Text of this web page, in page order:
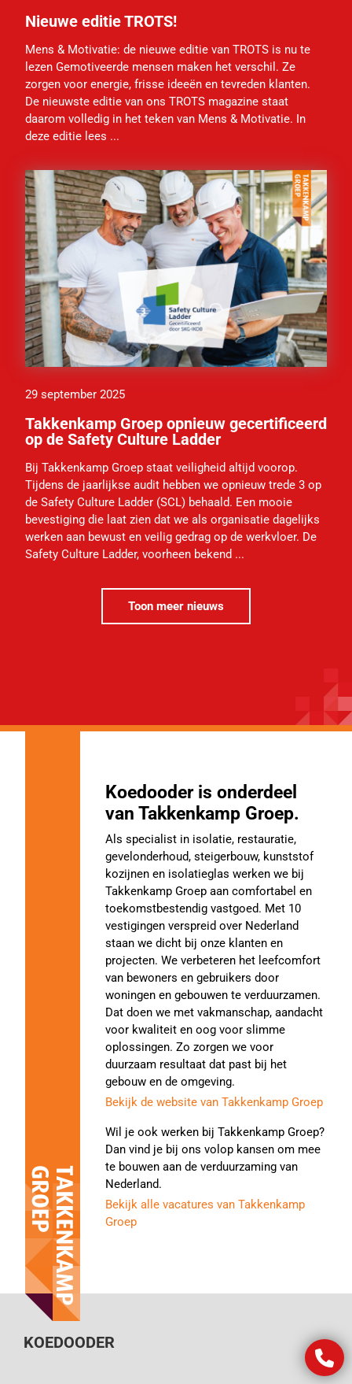
Nieuwe editie TROTS!
Mens & Motivatie: de nieuwe editie van TROTS is nu te
lezen Gemotiveerde mensen maken het verschil. Ze
zorgen voor energie, frisse ideeën en tevreden klanten.
De nieuwste editie van ons TROTS magazine staat
daarom volledig in het teken van Mens & Motivatie. In
deze editie lees ...
29 september 2025
Takkenkamp Groep opnieuw gecertificeerd
op de Safety Culture Ladder
Bij Takkenkamp Groep staat veiligheid altijd voorop.
Tijdens de jaarlijkse audit hebben we opnieuw trede 3 op
de Safety Culture Ladder (SCL) behaald. Een mooie
bevestiging die laat zien dat we als organisatie dagelijks
werken aan bewust en veilig gedrag op de werkvloer. De
Safety Culture Ladder, voorheen bekend ...
Toon meer nieuws
Koedooder is onderdeel
van Takkenkamp Groep.
Als specialist in isolatie, restauratie,
gevelonderhoud, steigerbouw, kunststof
kozijnen en isolatieglas werken we bij
Takkenkamp Groep aan comfortabel en
toekomstbestendig vastgoed. Met 10
vestigingen verspreid over Nederland
staan we dicht bij onze klanten en
projecten. We verbeteren het leefcomfort
van bewoners en gebruikers door
woningen en gebouwen te verduurzamen.
Dat doen we met vakmanschap, aandacht
voor kwaliteit en oog voor slimme
oplossingen. Zo zorgen we voor
duurzaam resultaat dat past bij het
gebouw en de omgeving.
Bekijk de website van Takkenkamp Groep
Wil je ook werken bij Takkenkamp Groep?
Dan vind je bij ons volop kansen om mee
te bouwen aan de verduurzaming van
Nederland.
Bekijk alle vacatures van Takkenkamp
Groep
KOEDOODER